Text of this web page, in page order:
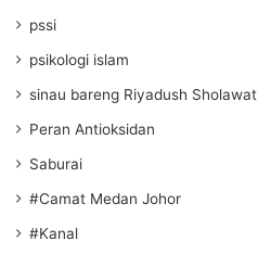
pssi
psikologi islam
sinau bareng Riyadush Sholawat
Peran Antioksidan
Saburai
#Camat Medan Johor
#Kanal